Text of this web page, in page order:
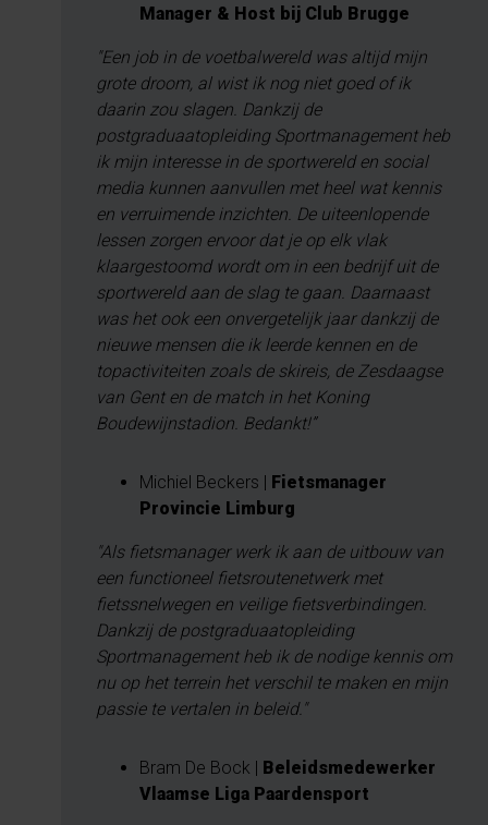
Manager & Host bij Club Brugge
"Een job in de voetbalwereld was altijd mijn
grote droom, al wist ik nog niet goed of ik
daarin zou slagen. Dankzij de
postgraduaatopleiding Sportmanagement heb
ik mijn interesse in de sportwereld en social
media kunnen aanvullen met heel wat kennis
en verruimende inzichten. De uiteenlopende
lessen zorgen ervoor dat je op elk vlak
klaargestoomd wordt om in een bedrijf uit de
sportwereld aan de slag te gaan. Daarnaast
was het ook een onvergetelijk jaar dankzij de
nieuwe mensen die ik leerde kennen en de
topactiviteiten zoals de skireis, de Zesdaagse
van Gent en de match in het Koning
Boudewijnstadion. Bedankt!”
Michiel Beckers | Fietsmanager
Provincie Limburg
"Als fietsmanager werk ik aan de uitbouw van
een functioneel fietsroutenetwerk met
fietssnelwegen en veilige fietsverbindingen.
Dankzij de postgraduaatopleiding
Sportmanagement heb ik de nodige kennis om
nu op het terrein het verschil te maken en mijn
passie te vertalen in beleid."
Bram De Bock | Beleidsmedewerker
Vlaamse Liga Paardensport